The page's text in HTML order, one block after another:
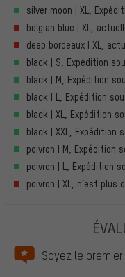
silver moon | XL,
belgian blue | XL,
deep bordeaux | XL,
black | S, Expédition
black | M, Expédition
black | L, Expédition
black | XL, Expédition
black | XXL, Expédition
poivron | M, Expédition
poivron | L, Expédition
poivron | XL, n’est plus
Soyez le